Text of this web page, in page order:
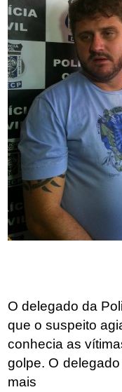
O delegado da
que o suspeito
conhecia as
golpe. O
mais